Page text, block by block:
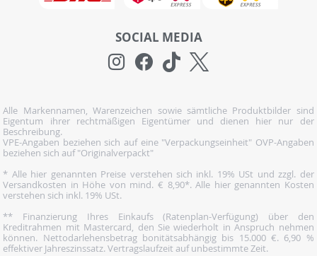
SOCIAL MEDIA
Alle Markennamen, Warenzeichen sowie sämtliche Produktbilder sind
Eigentum ihrer rechtmäßigen Eigentümer und dienen hier nur der
Beschreibung.
VPE-Angaben beziehen sich auf eine "Verpackungseinheit" OVP-Angaben
beziehen sich auf "Originalverpackt"
* Alle hier genannten Preise verstehen sich inkl. 19% USt und zzgl. der
Versandkosten in Höhe von mind. € 8,90*. Alle hier genannten Kosten
verstehen sich inkl. 19% USt.
** Finanzierung Ihres Einkaufs (Ratenplan-Verfügung) über den
Kreditrahmen mit Mastercard, den Sie wiederholt in Anspruch nehmen
können. Nettodarlehensbetrag bonitätsabhängig bis 15.000 €. 6,90 %
effektiver Jahreszinssatz. Vertragslaufzeit auf unbestimmte Zeit.